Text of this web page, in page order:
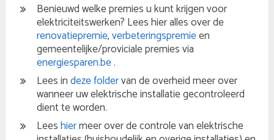
Benieuwd welke premies u kunt krijgen voor
elektriciteitswerken? Lees hier alles over de
renovatiepremie,verbeteringspremieen
gemeentelijke/proviciale premies via
energiesparen.be.
Lees indeze foldervan de overheid meer over
wanneer uw elektrische installatie gecontroleerd
dient te worden.
Leeshiermeer over de controle van elektrische